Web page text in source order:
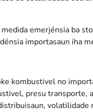
emerjénsia ba
importasaun iha
kombustivel no
presu transporte,
volatilidade